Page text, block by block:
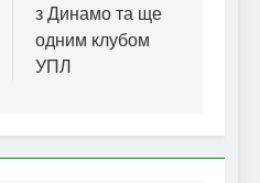
з Динамо та ще
одним клубом
УПЛ